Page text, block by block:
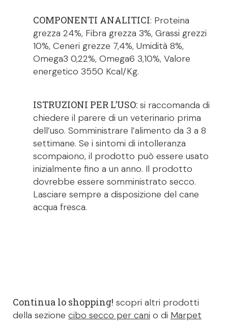
COMPONENTI ANALITICI: Proteina
grezza 24%, Fibra grezza 3%, Grassi grezzi
10%, Ceneri grezze 7,4%, Umidità 8%,
Omega3 0,22%, Omega6 3,10%, Valore
energetico 3550 Kcal/Kg.
ISTRUZIONI PER L’USO: si raccomanda di
chiedere il parere di un veterinario prima
dell’uso. Somministrare l’alimento da 3 a 8
settimane. Se i sintomi di intolleranza
scompaiono, il prodotto può essere usato
inizialmente fino a un anno. Il prodotto
dovrebbe essere somministrato secco.
Lasciare sempre a disposizione del cane
acqua fresca.
Continua lo shopping! scopri altri prodotti
della sezione cibo secco per cani o di Marpet